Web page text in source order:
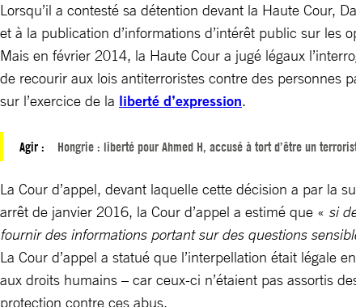
Lorsqu’il a contesté sa détention devant la Haute Cour,
et à la publication d’informations d’intérêt public sur les
Mais en février 2014, la Haute Cour a jugé légaux
de recourir aux lois antiterroristes contre des personnes
sur l’exercice de la liberté d’expression.
Agir : Hongrie : liberté pour Ahmed H, accusé à tort d’être un
La Cour d’appel, devant laquelle cette décision a par la
arrêt de janvier 2016, la Cour d’appel a estimé que « si
fournir des informations portant sur des questions
La Cour d’appel a statué que l’interpellation était légale
aux droits humains – car ceux-ci n’étaient pas assortis
protection contre ces abus.